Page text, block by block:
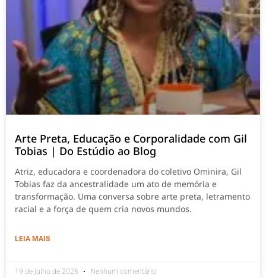
Arte Preta, Educação e Corporalidade com Gil
Tobias | Do Estúdio ao Blog
Atriz, educadora e coordenadora do coletivo Ominira, Gil
Tobias faz da ancestralidade um ato de memória e
transformação. Uma conversa sobre arte preta, letramento
racial e a força de quem cria novos mundos.
LEIA MAIS
19 de julho de 2026 Nenhum comentário